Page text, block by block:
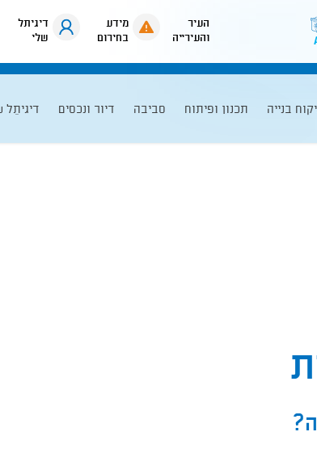
העיר
והעירייה
מידע
בחירום
דיגיתל
שלי
בנייה תכנון ופיתוח סביבה דיור ונכסים דיגיתֵל